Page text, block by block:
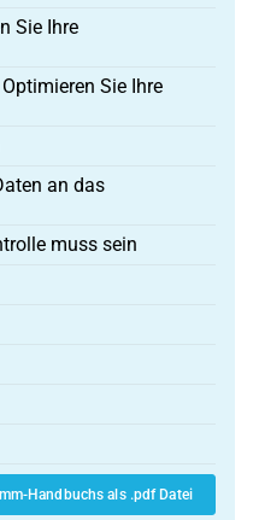
Sie Ihre
Sie Ihre
an das
muss sein
Handbuchs als .pdf Datei